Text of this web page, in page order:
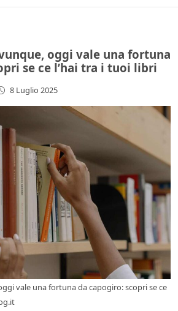
oggi vale una fortuna
se ce l’hai tra i tuoi libri
8 Luglio 2025
vale una fortuna da capogiro: scopri se ce